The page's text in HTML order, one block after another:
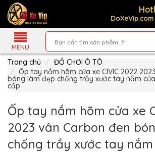
MENU
Giới
Thiệu
Sản
Phẩm
Hướng
Mua
Hàng
Chính
Sách
Thanh
Trang chủ
ĐỒ CHƠI Ô TÔ
Ốp tay nắm hõm cửa xe CIVIC 2022
bóng làm đẹp chống trầy xước tay nắm
cấp
Ốp tay nắm hõm cửa xe
2023 vân Carbon đen
chống trầy xước tay